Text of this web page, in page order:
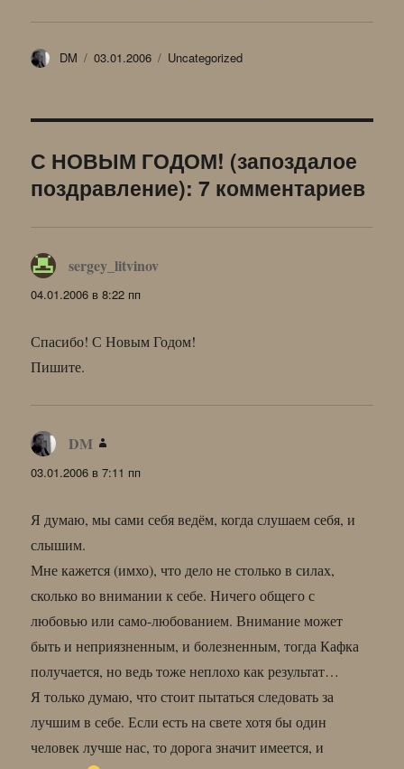
Автор
DM Опубликовано
03.01.2006 Рубрики
Uncategorized
С НОВЫМ ГОДОМ! (запоздалое
поздравление): 7 комментариев
sergey_litvinov
04.01.2006 в 8:22 пп
Спасибо! С Новым Годом!
Пишите.
DM
03.01.2006 в 7:11 пп
Я думаю, мы сами себя ведём, когда слушаем себя, и
слышим.
Мне кажется (имхо), что дело не столько в силах,
сколько во внимании к себе. Ничего общего с
любовью или само-любованием. Внимание может
быть и неприязненным, и болезненным, тогда Кафка
получается, но ведь тоже неплохо как результат…
Я только думаю, что стоит пытаться следовать за
лучшим в себе. Если есть на свете хотя бы один
человек лучше нас, то дорога значит имеется, и